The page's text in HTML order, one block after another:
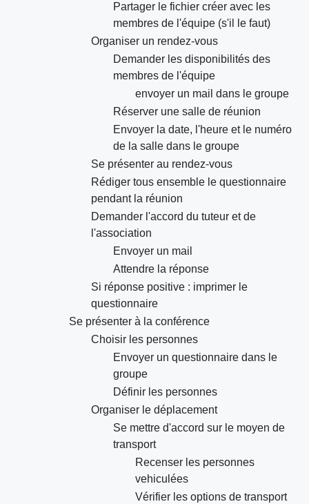
Partager le fichier créer avec les
membres de l'équipe (s'il le faut)
Organiser un rendez-vous
Demander les disponibilités des
membres de l'équipe
envoyer un mail dans le groupe
Réserver une salle de réunion
Envoyer la date, l'heure et le numéro
de la salle dans le groupe
Se présenter au rendez-vous
Rédiger tous ensemble le questionnaire
pendant la réunion
Demander l'accord du tuteur et de
l'association
Envoyer un mail
Attendre la réponse
Si réponse positive : imprimer le
questionnaire
Se présenter à la conférence
Choisir les personnes
Envoyer un questionnaire dans le
groupe
Définir les personnes
Organiser le déplacement
Se mettre d'accord sur le moyen de
transport
Recenser les personnes
vehiculées
Vérifier les options de transport